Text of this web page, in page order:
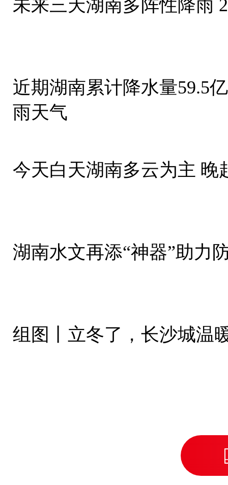
未来三天湖南多阵性降雨
近期湖南累计降水量59.5亿立方米 未来
雨天气
今天白天湖南多云为主 晚
湖南水文再添“神器”助力
组图丨立冬了，长沙城温